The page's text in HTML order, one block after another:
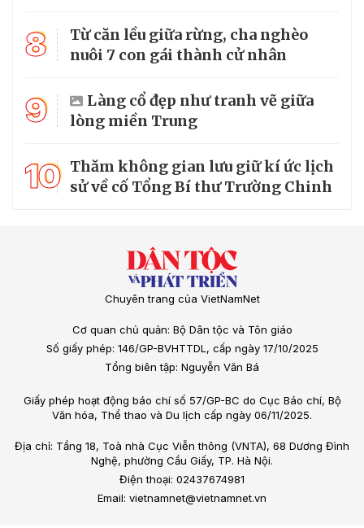
8
Từ căn lều giữa rừng, cha nghèo
nuôi 7 con gái thành cử nhân
9
Làng cổ đẹp như tranh vẽ giữa
lòng miền Trung
10 Thăm không gian lưu giữ kí ức lịch
sử về cố Tổng Bí thư Trường Chinh
Chuyên trang của VietNamNet
Cơ quan chủ quản: Bộ Dân tộc và Tôn giáo
Số giấy phép: 146/GP-BVHTTDL, cấp ngày 17/10/2025
Tổng biên tập: Nguyễn Văn Bá
Giấy phép hoạt động báo chí số 57/GP-BC do Cục Báo chí, Bộ
Văn hóa, Thể thao và Du lịch cấp ngày 06/11/2025.
Địa chỉ: Tầng 18, Toà nhà Cục Viễn thông (VNTA), 68 Dương Đình
Nghệ, phường Cầu Giấy, TP. Hà Nội.
Điện thoại: 02437674981
Email: vietnamnet@vietnamnet.vn